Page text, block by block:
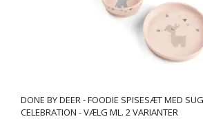
DONE BY DEER - FOODIE SPISESÆT MED
CELEBRATION - VÆLG ML. 2 VARIANTER